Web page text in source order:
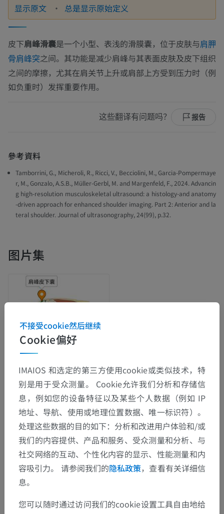
显示原文 总是显示原始定义
皮下肩峰滑囊是一个小型、表浅的滑膜囊，位于皮肤与肩胛
骨肩峰突之间。其功能是减少肩峰与其表面皮肤及皮下组织
之间的摩擦，尤其在肩关节上升或肩部上方受到压力时（例
如负重时）发挥重要作用。
这些翻译有问题吗？ 报告
參考資料
Tamborrini, G., Micheroli, R., Ricci, V., Becciolini, M., Garcia-Pompermaye
r, M., Gonzalo, A.S.B., Müller-Gerbl, M. and Margenfeld, F., 2024. Advancin
g high-resolution musculoskeletal ultrasound: a histology-and anatomy
-driven approach for enhanced shoulder imaging. Part 2: Anterior and la
teral shoulder. Journal of ultrasonography, 24(99), p.32.
图片集
解剖层次
人体解剖学2
人体> 肌肉骨骼系统> 肌肉系统> 上肢肌肉系统>
上肢滑囊> 肩峰皮下囊
底层结构：这个解剖部位没有子结构
Cookie偏好
不接受cookie然后继续
IMAIOS 和选定的第三方使用cookie或类似技术，特
别是用于受众测量。 Cookie允许我们分析和存储信
息，例如您的设备特征以及某些个人数据（例如 IP
地址、导航、使用或地理位置数据、唯一标识符）。
处理这些数据的目的如下：分析和改进用户体验和/或
我们的内容提供、产品和服务、受众测量和分析、与
社交网络的互动、个性化内容的显示、性能测量和内
容吸引力。 请参阅我们的隐私政策，查看有关详细信
息。
您可以随时通过访问我们的cookie设置工具自由地给